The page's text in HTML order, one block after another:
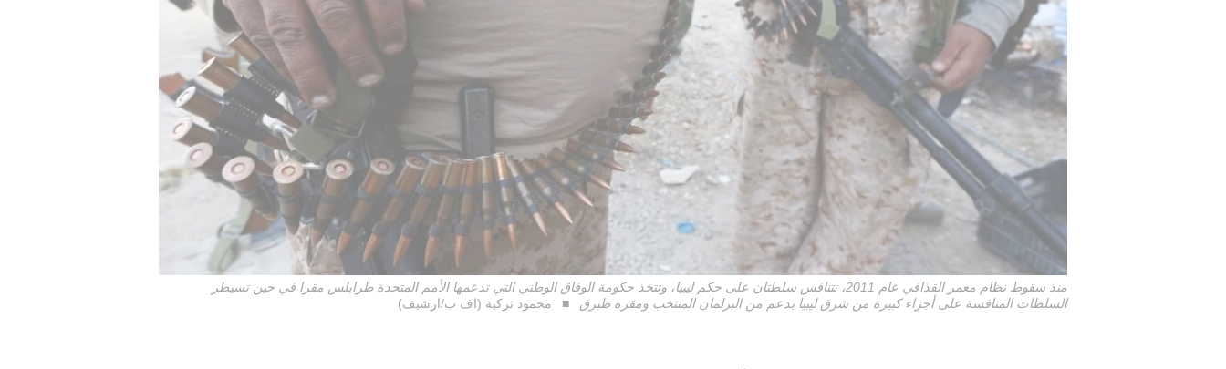
منذ سقوط نظام معمر القذافي عام 2011، تتنافس سلطتان على حكم ليبيا، وتتخذ حكومة الوفاق الوطني التي تدعمها الأمم المتحدة طرابلس مقرا في حين تسيطر
السلطات المنافسة على أجزاء كبيرة من شرق ليبيا بدعم من البرلمان المنتخب ومقره طبرق
محمود تركية (اف ب/ارشيف)